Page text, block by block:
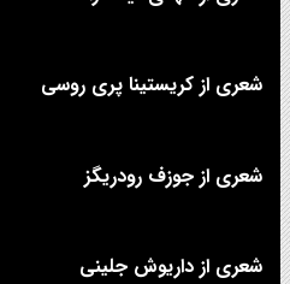
شعری از کریستینا پری روسی
شعری از جوزف رودریگز
شعری از داریوش جلینی